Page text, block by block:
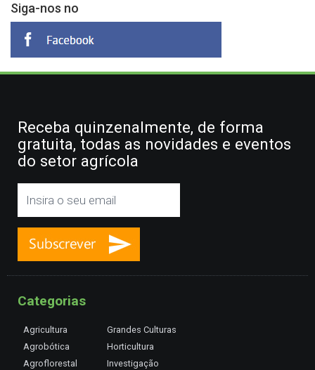
Siga-nos no
Receba quinzenalmente, de forma
gratuita, todas as novidades e eventos
do setor agrícola
Categorias
Agricultura
Agrobótica
Agroflorestal
Grandes Culturas
Horticultura
Investigação